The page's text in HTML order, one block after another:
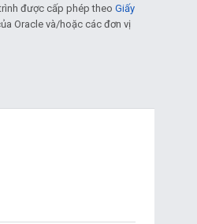
được cấp phép theo Giấy
Oracle và/hoặc các đơn vị